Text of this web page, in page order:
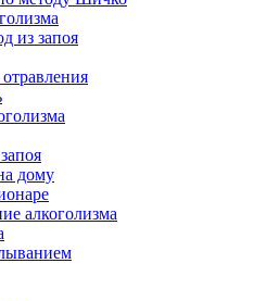
из запоя
дому
алкоголизма